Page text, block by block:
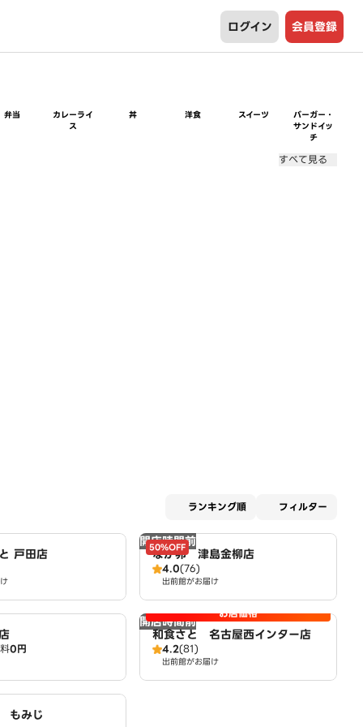
ログイン 会員登録
弁当
カレーライ
ス
丼 洋食 スイーツ
バーガー・
サンドイッ
チ
すべて見る
ランキング順 フィルター
戸田店
開店時間前
50%OFF
なか卯 津島金柳店
4.0(76)
出前館がお届け
0円
開店時間前 お店価格
和食さと 名古屋西インター店
4.2(81)
出前館がお届け
もみじ